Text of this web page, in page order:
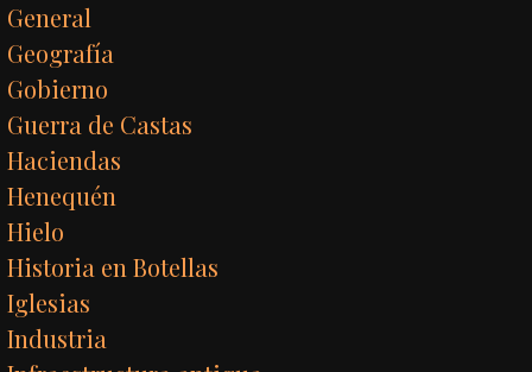
General
Geografía
Gobierno
Guerra de Castas
Haciendas
Henequén
Hielo
Historia en Botellas
Iglesias
Industria